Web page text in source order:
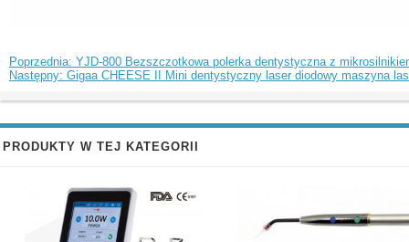
Poprzednia: YJD-800 Bezszczotkowa polerka dentystyczna z
Następny: Gigaa CHEESE II Mini dentystyczny laser diodowy maszyna
PRODUKTY W TEJ KATEGORII